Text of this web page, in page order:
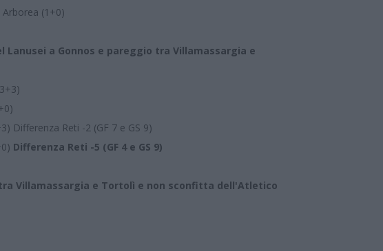
(1+0)
Lanusei a Gonnos e pareggio tra Villamassargia e
Differenza Reti -2 (GF 7 e GS 9)
Differenza Reti -5 (GF 4 e GS 9)
tra Villamassargia e Tortolì e non sconfitta dell'Atletico